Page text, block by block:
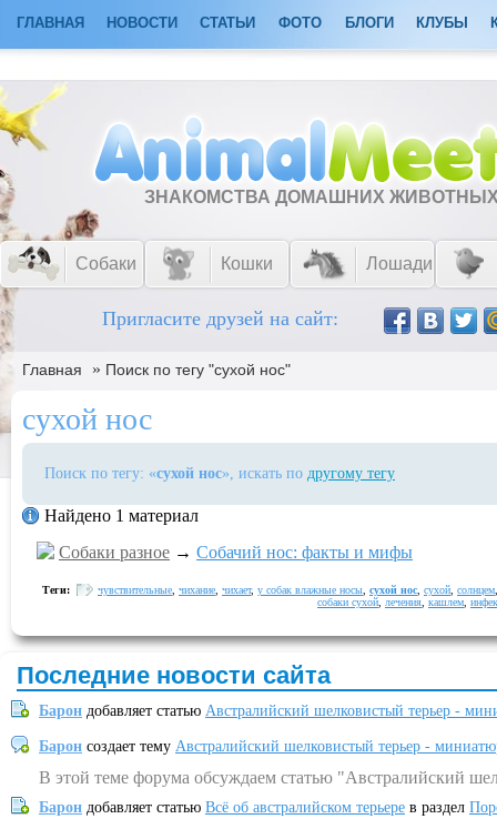
ГЛАВНАЯ НОВОСТИ СТАТЬИ ФОТО БЛОГИ КЛУБЫ
ЗНАКОМСТВА ДОМАШНИХ
Собаки Кошки Лошади
Пригласите друзей на сайт:
Главная » Поиск по тегу "сухой нос"
сухой нос
Поиск по тегу: «сухой нос», искать по другому тегу
Найдено 1 материал
Собаки разное → Собачий нос: факты и мифы
Теги: чувствительные чихание чихает, у собак влажные носы сухой нос сухой солнцем
собаки сухой
лечения кашлем
Последние новости сайта
Барон добавляет статью Австралийский шелковистый терьер -
Барон создает тему Австралийский шелковистый терьер -
В этой теме форума обсуждаем статью "Австралийский
Барон добавляет статью Всё об австралийском терьере в раздел